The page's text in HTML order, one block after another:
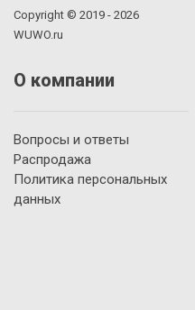
Copyright © 2019 - 2026
WUWO.ru
О компании
Вопросы и ответы
Распродажа
Политика персональных
данных